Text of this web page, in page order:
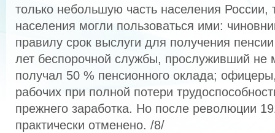
только небольшую часть населения
населения могли пользоваться ими:
правилу срок выслуги для получения
лет беспорочной службы, прослуживший не
получал 50 % пенсионного оклада;
рабочих при полной потери
прежнего заработка. Но после революции
практически отменено. /8/